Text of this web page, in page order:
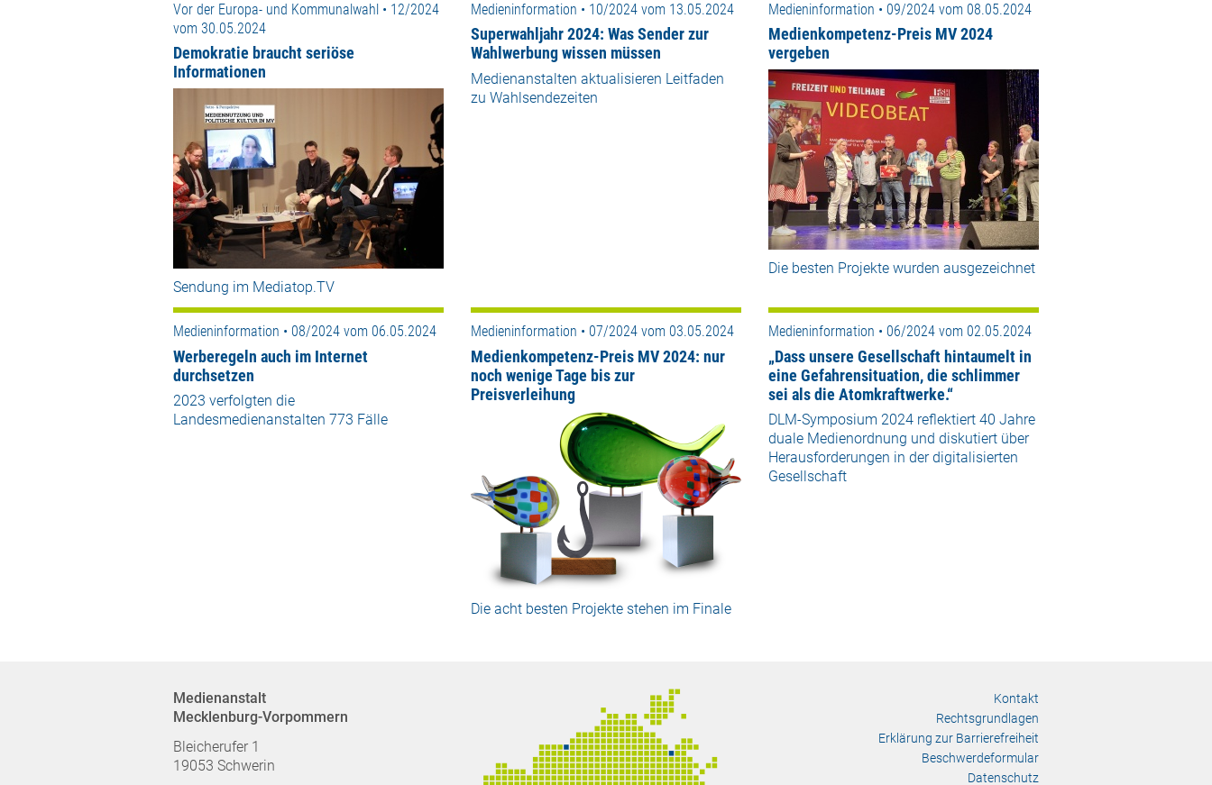
Vor der Europa- und Kommunalwahl • 12/2024
vom 30.05.2024
Demokratie braucht seriöse
Informationen
Sendung im Mediatop.TV
Medieninformation • 10/2024 vom 13.05.2024
Superwahljahr 2024: Was Sender zur
Wahlwerbung wissen müssen
Medienanstalten aktualisieren Leitfaden
zu Wahlsendezeiten
Medieninformation • 09/2024 vom 08.05.2024
Medienkompetenz-Preis MV 2024
vergeben
Die besten Projekte wurden ausgezeichnet
Medieninformation • 08/2024 vom 06.05.2024
Werberegeln auch im Internet
durchsetzen
2023 verfolgten die
Landesmedienanstalten 773 Fälle
Medieninformation • 07/2024 vom 03.05.2024
Medienkompetenz-Preis MV 2024: nur
noch wenige Tage bis zur
Preisverleihung
Die acht besten Projekte stehen im Finale
Medieninformation • 06/2024 vom 02.05.2024
„Dass unsere Gesellschaft hintaumelt in
eine Gefahrensituation, die schlimmer
sei als die Atomkraftwerke.“
DLM-Symposium 2024 reflektiert 40 Jahre
duale Medienordnung und diskutiert über
Herausforderungen in der digitalisierten
Gesellschaft
Medienanstalt
Mecklenburg-Vorpommern
Bleicherufer 1
19053 Schwerin
Kontakt
Rechtsgrundlagen
Erklärung zur Barrierefreiheit
Beschwerdeformular
Datenschutz